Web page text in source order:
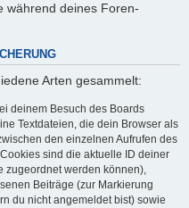
während deines Foren-
Arten gesammelt:
deinem Besuch des Boards
Textdateien, die dein Browser als
den einzelnen Aufrufen des
sind die aktuelle ID deiner
zugeordnet werden können),
Beiträge (zur Markierung
du nicht angemeldet bist) sowie